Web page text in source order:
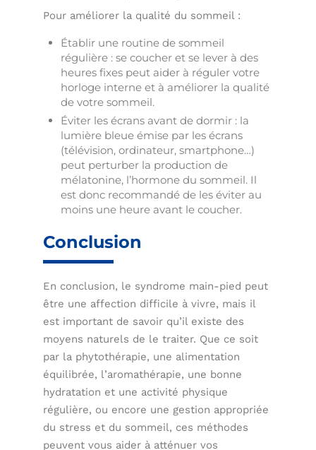
Pour améliorer la qualité du sommeil :
Établir une routine de sommeil
régulière : se coucher et se lever à des
heures fixes peut aider à réguler votre
horloge interne et à améliorer la qualité
de votre sommeil.
Éviter les écrans avant de dormir : la
lumière bleue émise par les écrans
(télévision, ordinateur, smartphone…)
peut perturber la production de
mélatonine, l’hormone du sommeil. Il
est donc recommandé de les éviter au
moins une heure avant le coucher.
Conclusion
En conclusion, le syndrome main-pied peut
être une affection difficile à vivre, mais il
est important de savoir qu’il existe des
moyens naturels de le traiter. Que ce soit
par la phytothérapie, une alimentation
équilibrée, l’aromathérapie, une bonne
hydratation et une activité physique
régulière, ou encore une gestion appropriée
du stress et du sommeil, ces méthodes
peuvent vous aider à atténuer vos